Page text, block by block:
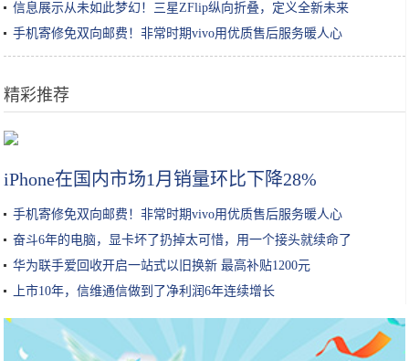
信息展示从未如此梦幻！三星ZFlip纵向折叠，定义全新未来
手机寄修免双向邮费！非常时期vivo用优质售后服务暖人心
精彩推荐
iPhone在国内市场1月销量环比下降28%
手机寄修免双向邮费！非常时期vivo用优质售后服务暖人心
奋斗6年的电脑，显卡坏了扔掉太可惜，用一个接头就续命了
华为联手爱回收开启一站式以旧换新 最高补贴1200元
上市10年，信维通信做到了净利润6年连续增长